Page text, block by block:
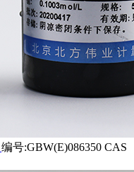
编号:GBW(E)086350 CAS